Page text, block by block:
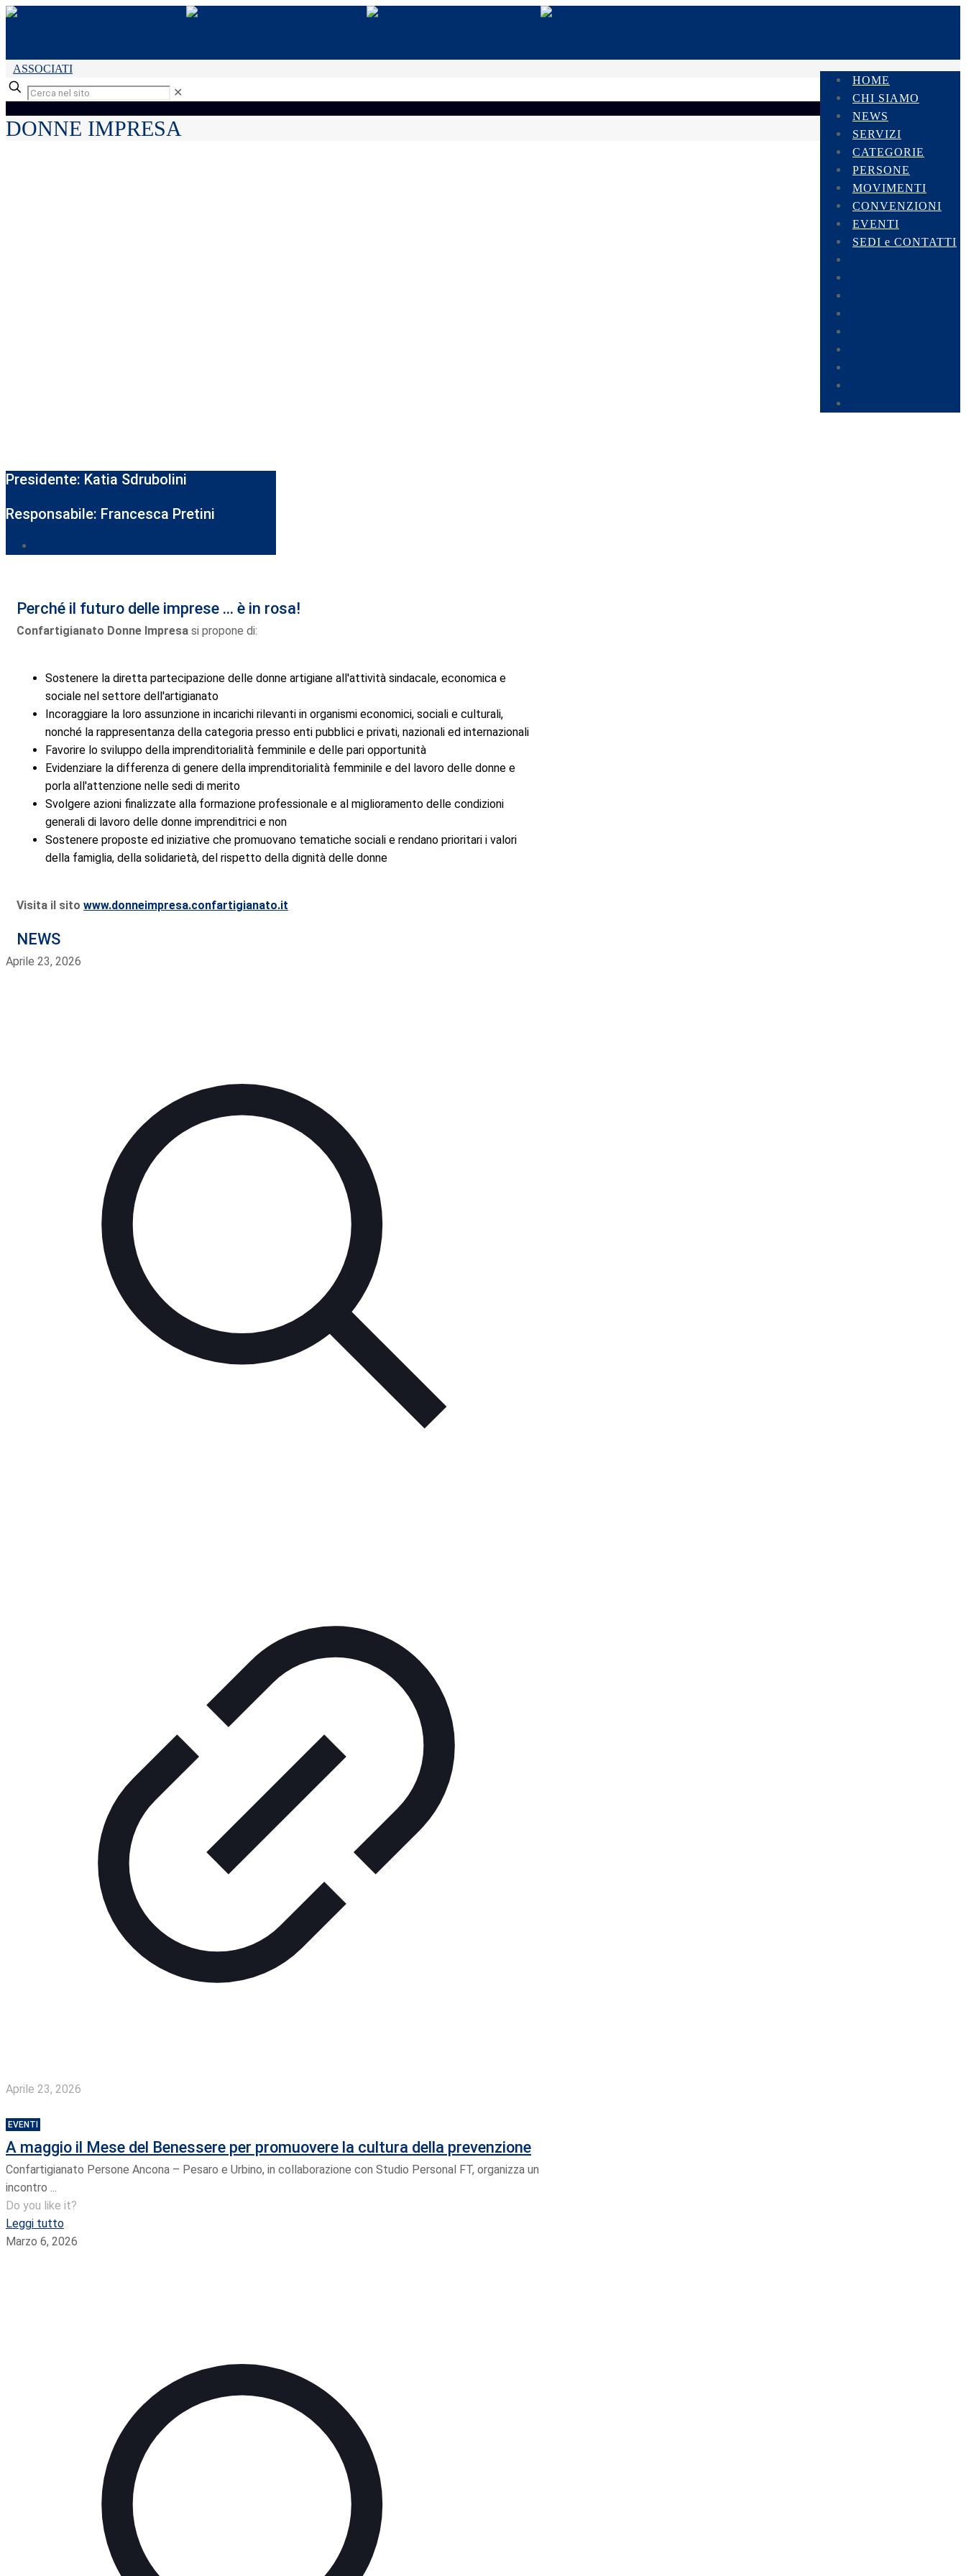
HOME
CHI SIAMO
NEWS
SERVIZI
CATEGORIE
PERSONE
MOVIMENTI
CONVENZIONI
EVENTI
SEDI e CONTATTI
ASSOCIATI
✕
DONNE IMPRESA
Presidente: Katia Sdrubolini
Responsabile: Francesca Pretini
Perché il futuro delle imprese ... è in rosa!
Confartigianato Donne Impresa si propone di:
Sostenere la diretta partecipazione delle donne artigiane all'attività sindacale, economica e
sociale nel settore dell'artigianato
Incoraggiare la loro assunzione in incarichi rilevanti in organismi economici, sociali e culturali,
nonché la rappresentanza della categoria presso enti pubblici e privati, nazionali ed internazionali
Favorire lo sviluppo della imprenditorialità femminile e delle pari opportunità
Evidenziare la differenza di genere della imprenditorialità femminile e del lavoro delle donne e
porla all'attenzione nelle sedi di merito
Svolgere azioni finalizzate alla formazione professionale e al miglioramento delle condizioni
generali di lavoro delle donne imprenditrici e non
Sostenere proposte ed iniziative che promuovano tematiche sociali e rendano prioritari i valori
della famiglia, della solidarietà, del rispetto della dignità delle donne
Visita il sitowww.donneimpresa.confartigianato.it
NEWS
Aprile 23, 2026
Aprile 23, 2026
EVENTI
A maggio il Mese del Benessere per promuovere la cultura della prevenzione
Confartigianato Persone Ancona – Pesaro e Urbino, in collaborazione con Studio Personal FT, organizza un
incontro ...
Do you like it?
Leggi tutto
Marzo 6, 2026